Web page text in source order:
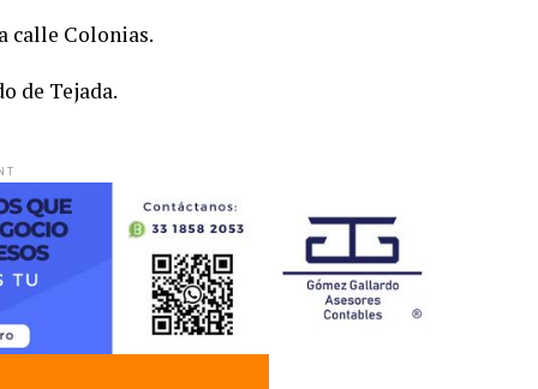
calle Colonias.
de Tejada.